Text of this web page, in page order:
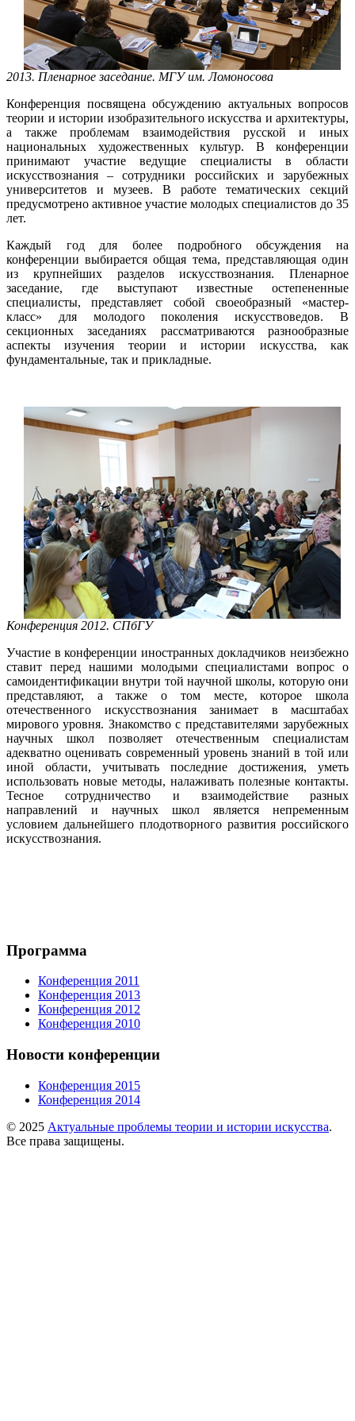
2013. Пленарное заседание. МГУ им. Ломоносова
Конференция посвящена обсуждению актуальных вопросов
теории и истории изобразительного искусства и архитектуры,
а также проблемам взаимодействия русской и иных
национальных художественных культур. В конференции
принимают участие ведущие специалисты в области
искусствознания – сотрудники российских и зарубежных
университетов и музеев. В работе тематических секций
предусмотрено активное участие молодых специалистов до 35
лет.
Каждый год для более подробного обсуждения на
конференции выбирается общая тема, представляющая один
из крупнейших разделов искусствознания. Пленарное
заседание, где выступают известные остепененные
специалисты, представляет собой своеобразный «мастер-
класс» для молодого поколения искусствоведов. В
секционных заседаниях рассматриваются разнообразные
аспекты изучения теории и истории искусства, как
фундаментальные, так и прикладные.
Конференция 2012. СПбГУ
Участие в конференции иностранных докладчиков неизбежно
ставит перед нашими молодыми специалистами вопрос о
самоидентификации внутри той научной школы, которую они
представляют, а также о том месте, которое школа
отечественного искусствознания занимает в масштабах
мирового уровня. Знакомство с представителями зарубежных
научных школ позволяет отечественным специалистам
адекватно оценивать современный уровень знаний в той или
иной области, учитывать последние достижения, уметь
использовать новые методы, налаживать полезные контакты.
Тесное сотрудничество и взаимодействие разных
направлений и научных школ является непременным
условием дальнейшего плодотворного развития российского
искусствознания.
Программа
Конференция 2011
Конференция 2013
Конференция 2012
Конференция 2010
Новости конференции
Конференция 2015
Конференция 2014
© 2025 Актуальные проблемы теории и истории искусства.
Все права защищены.